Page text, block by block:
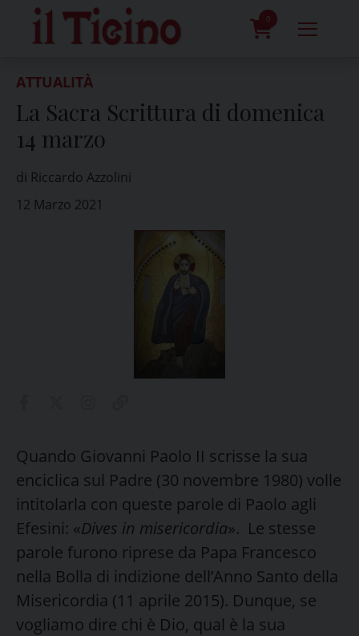
content
0
ATTUALITÀ
La Sacra Scrittura di domenica
14 marzo
di Riccardo Azzolini
12 Marzo 2021
Quando Giovanni Paolo II scrisse la sua
enciclica sul Padre (30 novembre 1980) volle
intitolarla con queste parole di Paolo agli
Efesini: «Dives in misericordia». Le stesse
parole furono riprese da Papa Francesco
nella Bolla di indizione dell’Anno Santo della
Misericordia (11 aprile 2015). Dunque, se
vogliamo dire chi è Dio, qual è la sua